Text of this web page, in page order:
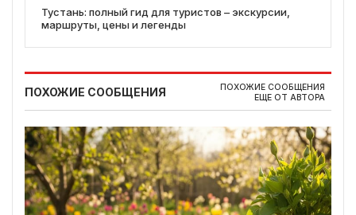
Тустань: полный гид для туристов – экскурсии,
маршруты, цены и легенды
ПОХОЖИЕ СООБЩЕНИЯ
ПОХОЖИЕ СООБЩЕНИЯ
ЕЩЕ ОТ АВТОРА